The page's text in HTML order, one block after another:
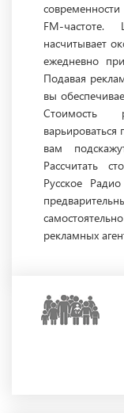
FM-частоте.
насчитывает
ежедневно
Подавая
вы
Стоимость
вам
Рассчитать
Русское
рекламных